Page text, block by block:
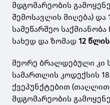
მდგომარეობის
შემოსავლის მიღება) და
სამეწარმეო
სახედ და ზომად12 წლის
მეორე ბრალდებული კი
სამართლის კოდექსის
ქვეპუნქტებით
მდგომარეობის